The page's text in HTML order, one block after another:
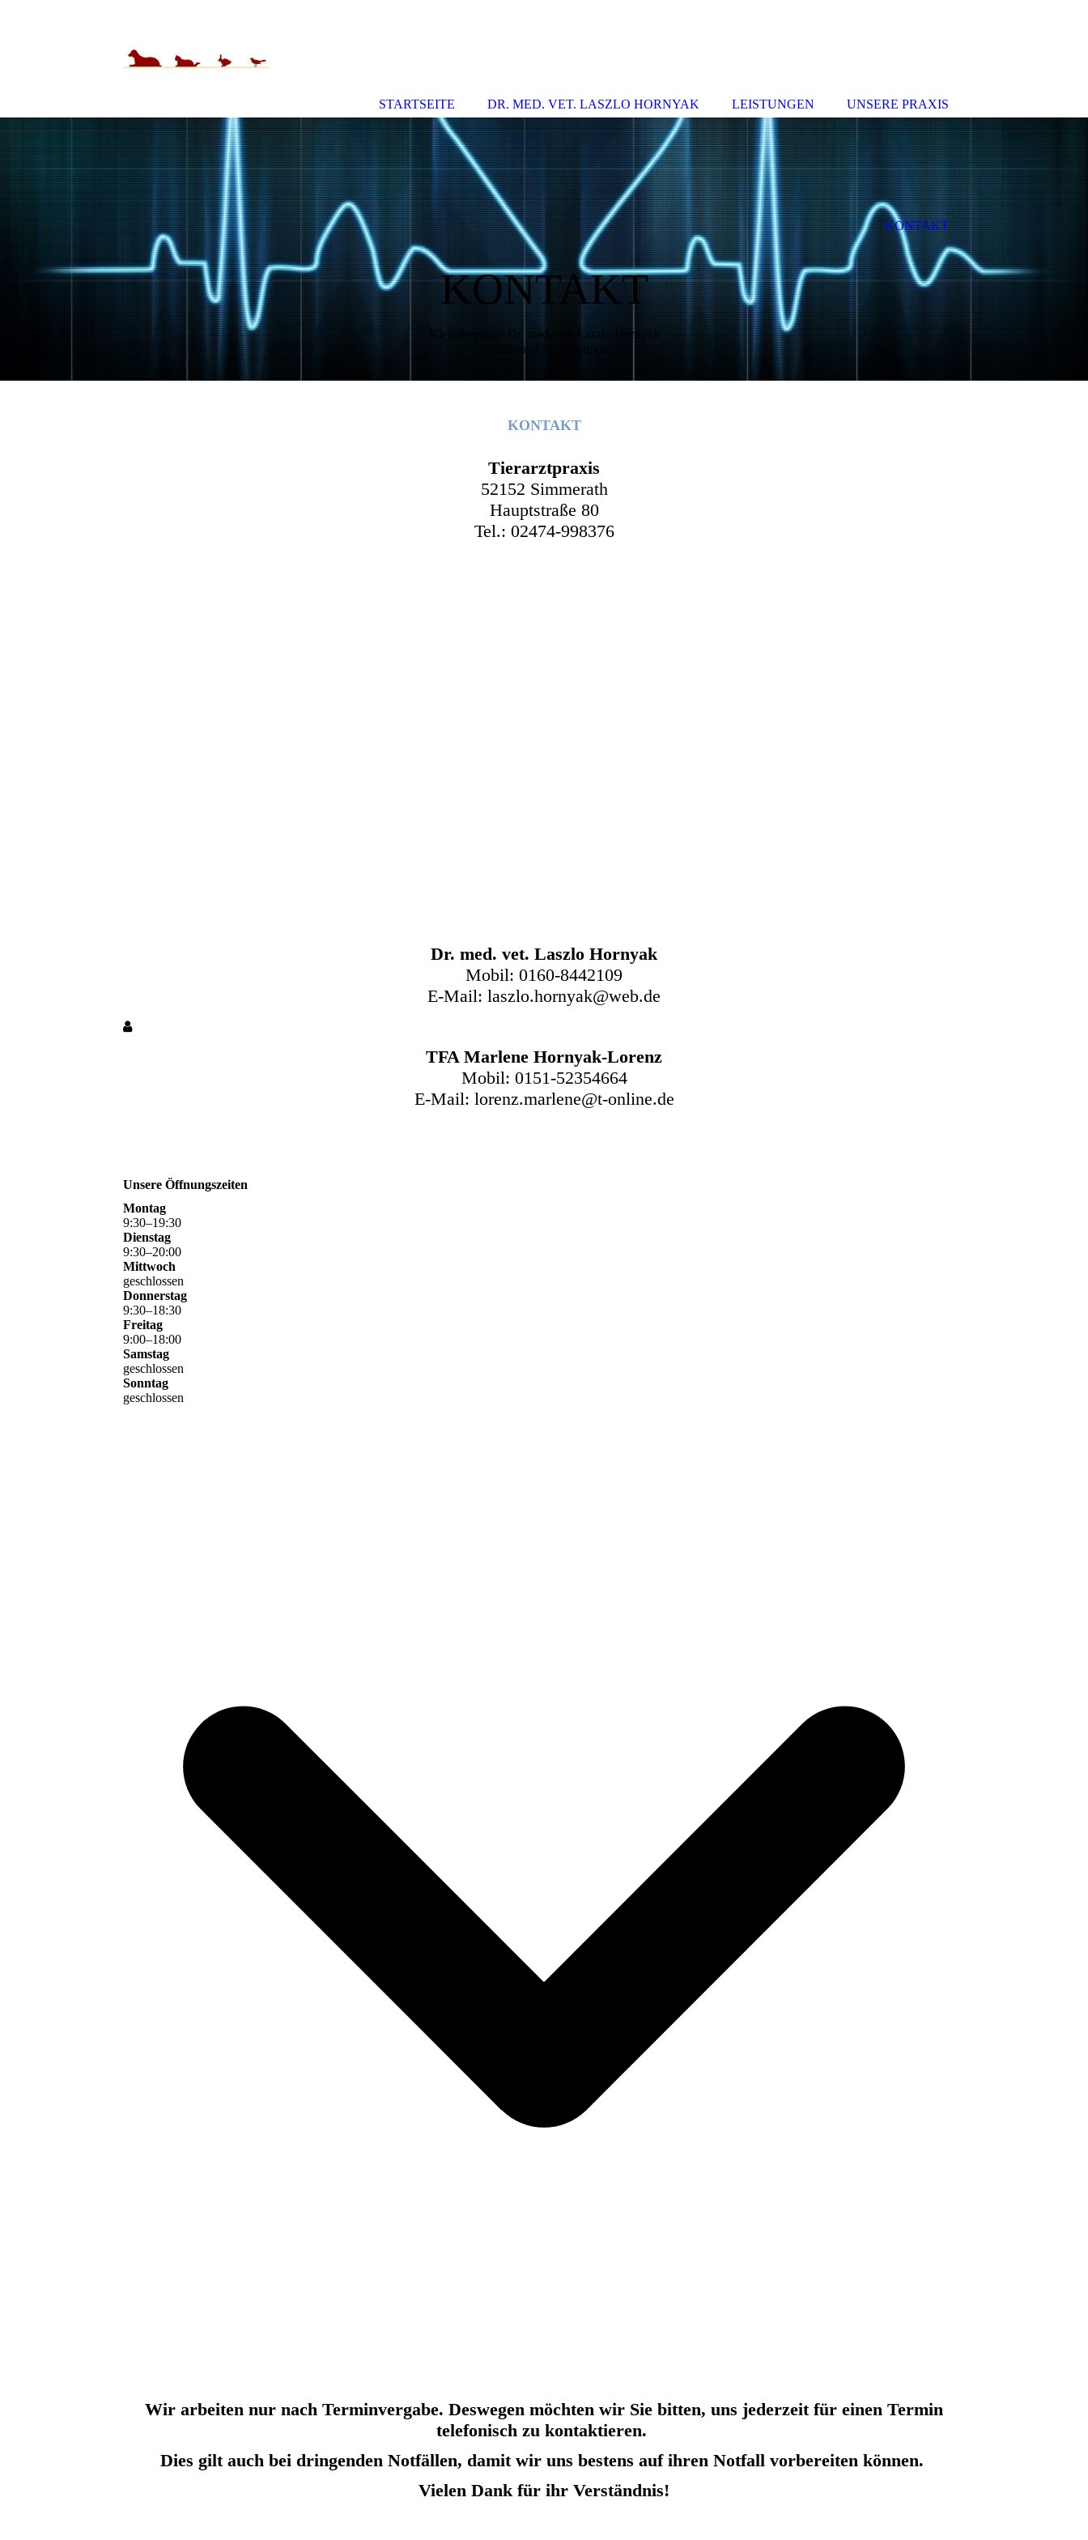
KONTAKT
Kleintierpraxis Dr. med. vet. Laszlo Hornyak
Fachtierarzt für Chirurgie
KONTAKT
Tierarztpraxis
52152 Simmerath
Hauptstraße 80
Tel.: 02474-998376
Dr. med. vet. Laszlo Hornyak
Mobil: 0160-8442109
E-Mail: laszlo.hornyak@web.de
TFA Marlene Hornyak-Lorenz
Mobil: 0151-52354664
E-Mail: lorenz.marlene@t-online.de
Unsere Öffnungszeiten
Montag
9:30–19:30
Dienstag
9:30–20:00
Mittwoch
geschlossen
Donnerstag
9:30–18:30
Freitag
9:00–18:00
Samstag
geschlossen
Sonntag
geschlossen
Wir arbeiten nur nach Terminvergabe. Deswegen möchten wir Sie bitten, uns jederzeit für einen Termin
telefonisch zu kontaktieren.
Dies gilt auch bei dringenden Notfällen, damit wir uns bestens auf ihren Notfall vorbereiten können.
Vielen Dank für ihr Verständnis!
STARTSEITE DR. MED. VET. LASZLO HORNYAK LEISTUNGEN UNSERE PRAXIS
KONTAKT